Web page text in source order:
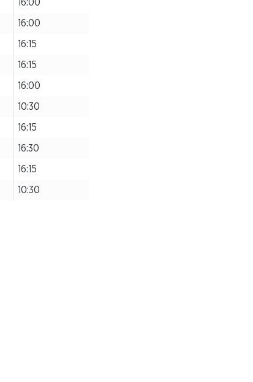
16:00
16:00
16:15
16:15
16:00
10:30
16:15
16:30
16:15
10:30